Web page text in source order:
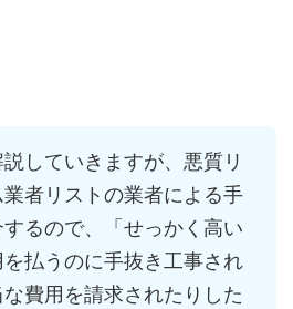
していきますが、悪質リ
者リストの業者による手
るので、「せっかく高い
払うのに手抜き工事され
費用を請求されたりした